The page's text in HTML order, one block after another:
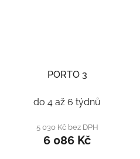
PORTO 3
do 4 až 6 týdnů
5 030 Kč bez DPH
6 086 Kč